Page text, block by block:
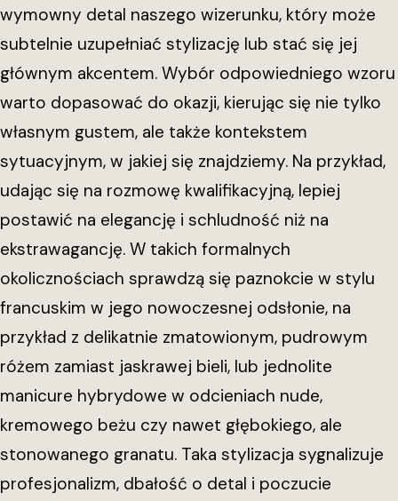
wymowny detal naszego wizerunku, który może
subtelnie uzupełniać stylizację lub stać się jej
głównym akcentem. Wybór odpowiedniego wzoru
warto dopasować do okazji, kierując się nie tylko
własnym gustem, ale także kontekstem
sytuacyjnym, w jakiej się znajdziemy. Na przykład,
udając się na rozmowę kwalifikacyjną, lepiej
postawić na elegancję i schludność niż na
ekstrawagancję. W takich formalnych
okolicznościach sprawdzą się paznokcie w stylu
francuskim w jego nowoczesnej odsłonie, na
przykład z delikatnie zmatowionym, pudrowym
różem zamiast jaskrawej bieli, lub jednolite
manicure hybrydowe w odcieniach nude,
kremowego beżu czy nawet głębokiego, ale
stonowanego granatu. Taka stylizacja sygnalizuje
profesjonalizm, dbałość o detal i poczucie